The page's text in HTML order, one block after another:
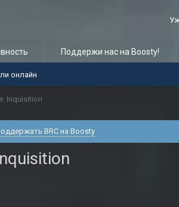
онлайн
Поддержи нас на Boosty!
Inquisition
BRC на Boosty